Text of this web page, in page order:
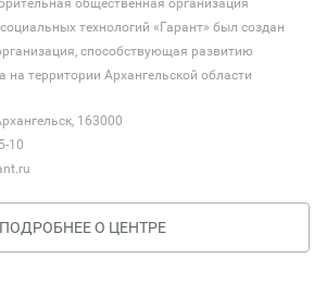
общественная организация
технологий «Гарант» был создан
способствующая развитию
на территории Архангельской области
163000
10
ПОДРОБНЕЕ О ЦЕНТРЕ